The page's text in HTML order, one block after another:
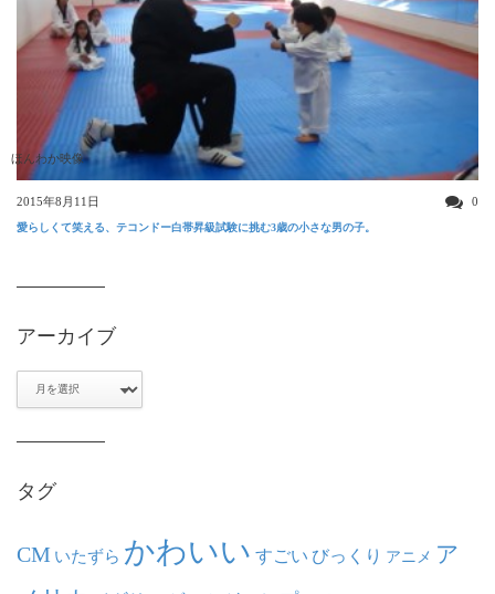
ほんわか映像
2015年8月11日 0
愛らしくて笑える、テコンドー白帯昇級試験に挑む3歳の小さな男の子。
アーカイブ
タグ
CM いたずら かわいい すごい びっくり アニメ ア